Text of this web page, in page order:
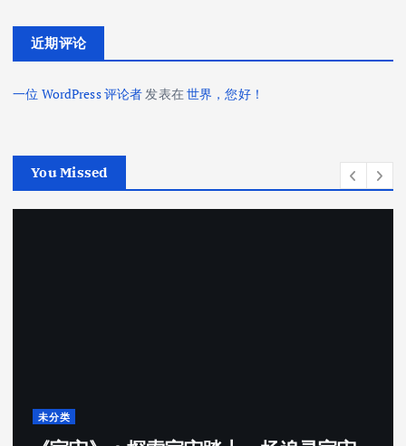
近期评论
一位 WordPress 评论者发表在世界，您好！
You Missed
未分类